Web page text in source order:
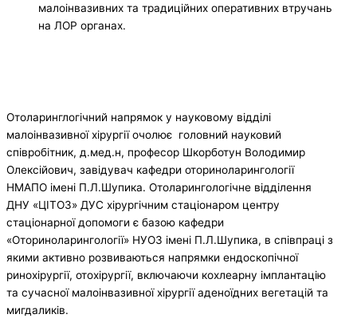
малоінвазивних та традиційних оперативних втручань
на ЛОР органах.
Отоларинглогічний напрямок у науковому відділі
малоінвазивної хірургії очолює головний науковий
співробітник, д.мед.н, професор Шкорботун Володимир
Олексійович, завідувач кафедри оториноларингології
НМАПО імені П.Л.Шупика. Отоларингологічне відділення
ДНУ «ЦІТОЗ» ДУС хірургічним стаціонаром центру
стаціонарної допомоги є базою кафедри
«Оториноларингології» НУОЗ імені П.Л.Шупика, в співпраці з
якими активно розвиваються напрямки ендоскопічної
ринохірургії, отохірургії, включаючи кохлеарну імплантацію
та сучасної малоінвазивної хірургії аденоїдних вегетацій та
мигдаликів.